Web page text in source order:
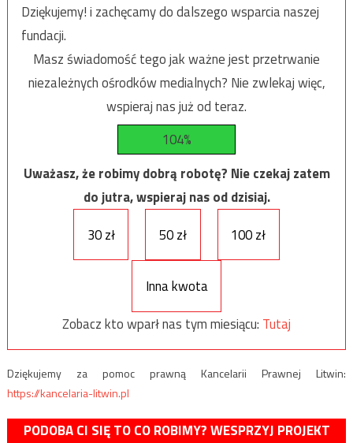
Dziękujemy! i zachęcamy do dalszego wsparcia naszej
fundacji.
Masz świadomość tego jak ważne jest przetrwanie
niezależnych ośrodków medialnych? Nie zwlekaj więc,
wspieraj nas już od teraz.
104%
Uważasz, że robimy dobrą robotę? Nie czekaj zatem
do jutra, wspieraj nas od dzisiaj.
30 zł
50 zł 100 zł
Inna kwota
Zobacz kto wparł nas tym miesiącu: Tutaj
Dziękujemy za pomoc prawną Kancelarii Prawnej Litwin:
https://kancelaria-litwin.pl
PODOBA CI SIĘ TO CO ROBIMY? WESPRZYJ PROJEKT